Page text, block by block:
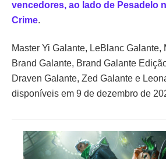
vencedores, ao lado de Pesadelo
Crime.
Master Yi Galante, LeBlanc Galante,
Brand Galante, Brand Galante
Draven Galante, Zed Galante e
disponíveis em 9 de dezembro de